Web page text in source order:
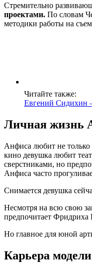
Стремительно
проектами. По словам
методики работы на
Читайте также:
Евгений Сидихин
Личная жизнь
Анфиса любит не только
кино девушка любит
сверстниками, но
Анфиса часто
Снимается девушка
Несмотря на всю свою
предпочитает Фридриха
Но главное для юной
Карьера модели